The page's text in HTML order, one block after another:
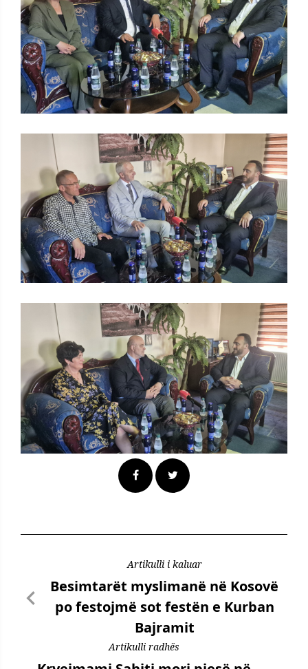
Artikulli i kaluar
Besimtarët myslimanë në Kosovë
po festojmë sot festën e Kurban
Bajramit
Artikulli radhës